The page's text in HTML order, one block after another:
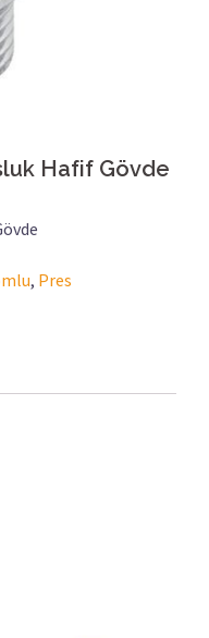
Hafif Gövde
, Pres